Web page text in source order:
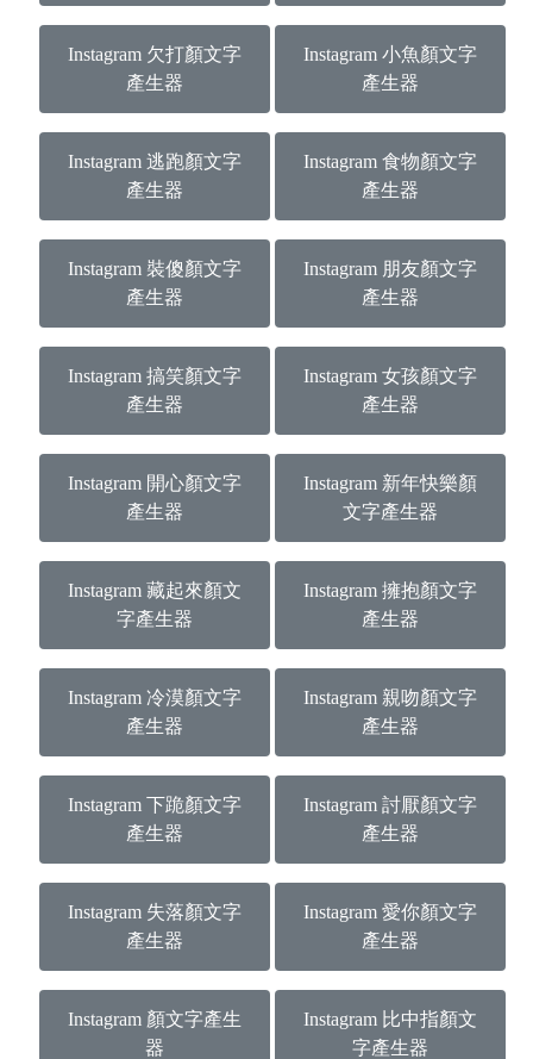
Instagram 欠打顏文字
產生器
Instagram 小魚顏文字
產生器
Instagram 逃跑顏文字
產生器
Instagram 食物顏文字
產生器
Instagram 裝傻顏文字
產生器
Instagram 朋友顏文字
產生器
Instagram 搞笑顏文字
產生器
Instagram 女孩顏文字
產生器
Instagram 開心顏文字
產生器
Instagram 新年快樂顏
文字產生器
Instagram 藏起來顏文
字產生器
Instagram 擁抱顏文字
產生器
Instagram 冷漠顏文字
產生器
Instagram 親吻顏文字
產生器
Instagram 下跪顏文字
產生器
Instagram 討厭顏文字
產生器
Instagram 失落顏文字
產生器
Instagram 愛你顏文字
產生器
Instagram 顏文字產生
器
Instagram 比中指顏文
字產生器